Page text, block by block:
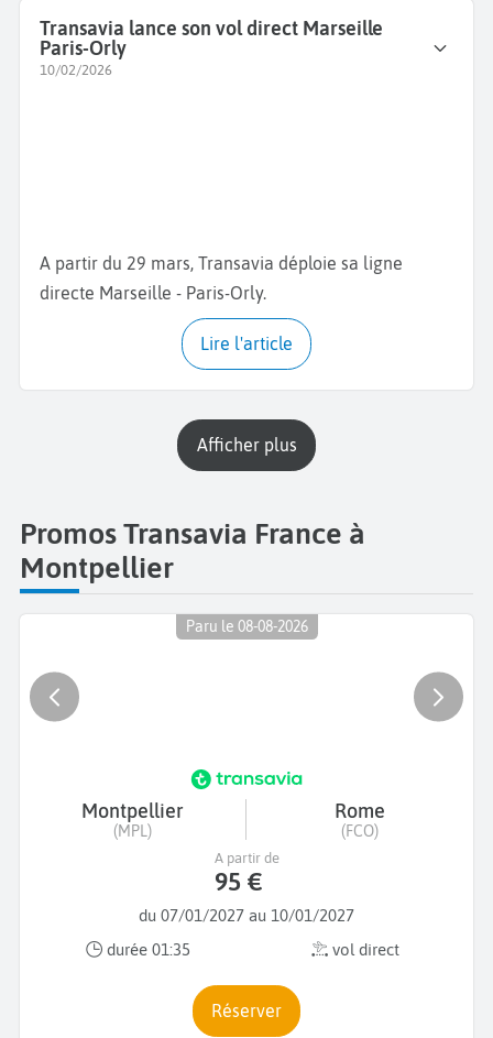
Transavia lance son vol direct Marseille
Paris-Orly
10/02/2026
A partir du 29 mars, Transavia déploie sa ligne
directe Marseille - Paris-Orly.
Lire l'article
Afficher plus
Promos Transavia France à
Montpellier
Paru le 08-08-2026
Montpellier
(MPL)
Rome
(FCO)
du 07/01/2027 au 10/01/2027
durée 01:35
vol direct
A partir de
95 €
Réserver